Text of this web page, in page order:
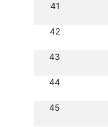
41
42
43
44
45